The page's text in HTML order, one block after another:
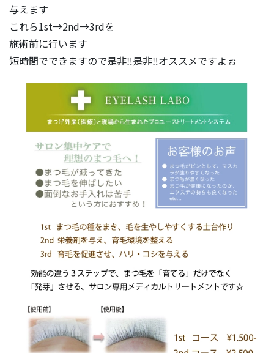
与えます
これら1st→2nd→3rdを
施術前に行います
短時間でできますので是非‼是非‼オススメですよぉ